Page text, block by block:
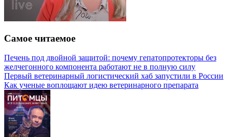
Самое читаемое
Печень под двойной защитой: почему гепатопротекторы без
желчегонного компонента работают не в полную силу
Первый ветеринарный логистический хаб запустили в России
Как ученые воплощают идею ветеринарного препарата